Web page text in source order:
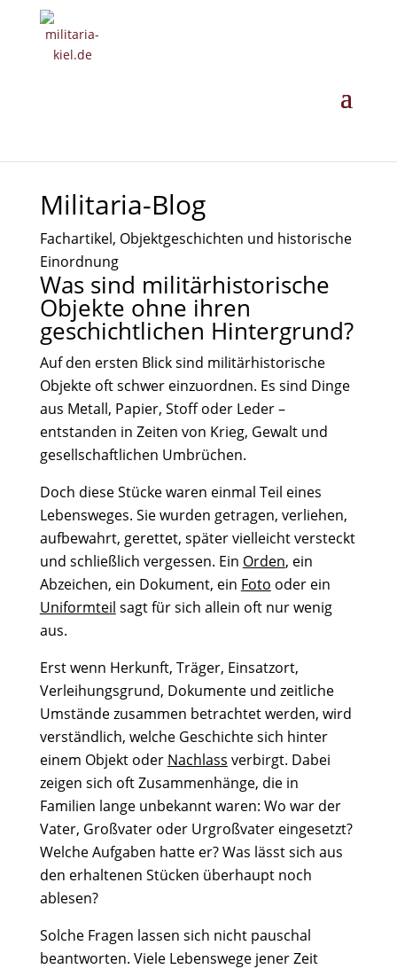
Militaria-Blog
Fachartikel, Objektgeschichten und historische
Einordnung
Was sind militärhistorische
Objekte ohne ihren
geschichtlichen Hintergrund?
Auf den ersten Blick sind militärhistorische
Objekte oft schwer einzuordnen. Es sind Dinge
aus Metall, Papier, Stoff oder Leder –
entstanden in Zeiten von Krieg, Gewalt und
gesellschaftlichen Umbrüchen.
Doch diese Stücke waren einmal Teil eines
Lebensweges. Sie wurden getragen, verliehen,
aufbewahrt, gerettet, später vielleicht versteckt
und schließlich vergessen. Ein Orden, ein
Abzeichen, ein Dokument, ein Foto oder ein
Uniformteil sagt für sich allein oft nur wenig
aus.
Erst wenn Herkunft, Träger, Einsatzort,
Verleihungsgrund, Dokumente und zeitliche
Umstände zusammen betrachtet werden, wird
verständlich, welche Geschichte sich hinter
einem Objekt oder Nachlass verbirgt. Dabei
zeigen sich oft Zusammenhänge, die in
Familien lange unbekannt waren: Wo war der
Vater, Großvater oder Urgroßvater eingesetzt?
Welche Aufgaben hatte er? Was lässt sich aus
den erhaltenen Stücken überhaupt noch
ablesen?
Solche Fragen lassen sich nicht pauschal
beantworten. Viele Lebenswege jener Zeit